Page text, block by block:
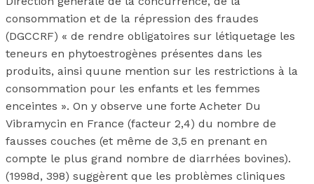
consommation et de la répression des fraudes
(DGCCRF) « de rendre obligatoires sur létiquetage les
teneurs en phytoestrogènes présentes dans les
produits, ainsi quune mention sur les restrictions à la
consommation pour les enfants et les femmes
enceintes ». On y observe une forte Acheter Du
Vibramycin en France (facteur 2,4) du nombre de
fausses couches (et même de 3,5 en prenant en
compte le plus grand nombre de diarrhées bovines).
(1998d, 398) suggèrent que les problèmes cliniques